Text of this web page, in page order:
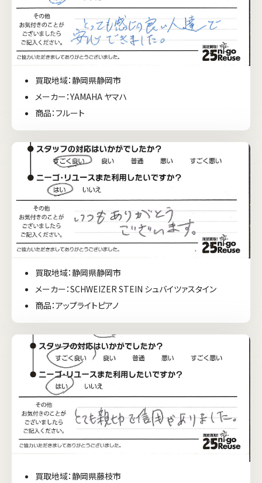
買取地域：静岡県静岡市
メーカー：YAMAHA ヤマハ
商品：フルート
買取地域：静岡県静岡市
メーカー：SCHWEIZER STEIN シュバイツァスタイン
商品：アップライトピアノ
買取地域：静岡県藤枝市